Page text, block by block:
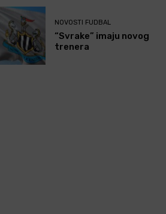
NOVOSTI FUDBAL
“Svrake” imaju novog
trenera